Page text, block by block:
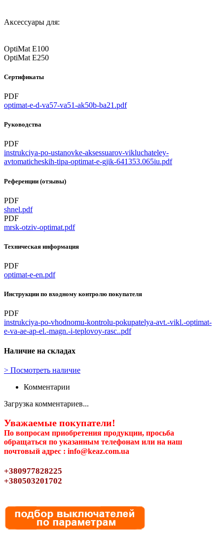
Аксессуары для:
OptiMat E100
OptiMat E250
Сертификаты
PDF
optimat-e-d-va57-va51-ak50b-ba21.pdf
Руководства
PDF
instrukciya-po-ustanovke-aksessuarov-vikluchateley-
avtomaticheskih-tipa-optimat-e-gjik-641353.065iu.pdf
Референции (отзывы)
PDF
shnel.pdf
PDF
mrsk-otziv-optimat.pdf
Техническая информация
PDF
optimat-e-en.pdf
Инструкции по входному контролю покупателя
PDF
instrukciya-po-vhodnomu-kontrolu-pokupatelya-avt.-vikl.-optimat-
e-va-ae-ap-el.-magn.-i-teplovoy-rasc..pdf
Наличие на складах
> Посмотреть наличие
Комментарии
Загрузка комментариев...
Уважаемые покупатели!
По вопросам приобретения продукции, просьба
обращаться по указанным телефонам или на наш
почтовый адрес : info@keaz.com.ua
+380977828225
+380503201702